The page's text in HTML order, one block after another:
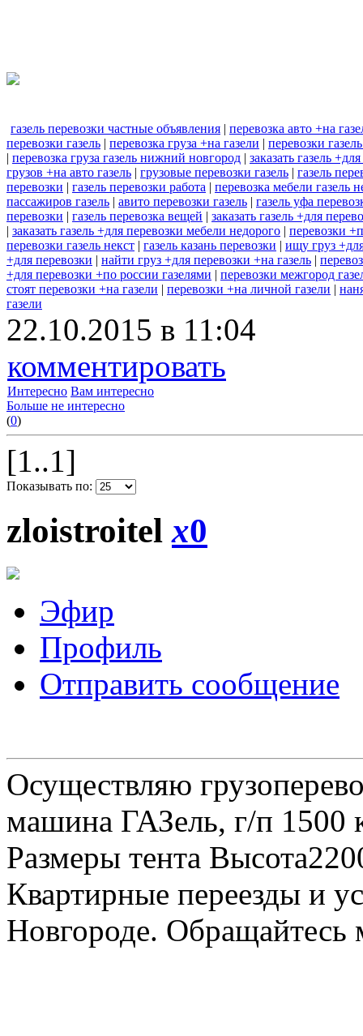
газель перевозки частные объявления | перевозка авто +на
перевозки газель | перевозка груза +на газели | перевозки
| перевозка груза газель нижний новгород | заказать газель
грузов +на авто газель | грузовые перевозки газель | газель
перевозки | газель перевозки работа | перевозка мебели газель
пассажиров газель | авито перевозки газель | газель уфа
перевозки | газель перевозка вещей | заказать газель +для
| заказать газель +для перевозки мебели недорого | перевозки
перевозки газель некст | газель казань перевозки | ищу груз
+для перевозки | найти груз +для перевозки +на газель |
+для перевозки +по россии газелями | перевозки межгород
стоят перевозки +на газели | перевозки +на личной газели |
газели
22.10.2015 в 11:04
комментировать
Интересно Вам интересно
Больше не интересно
(0)
[1..1]
Показывать по:
zloistroitelx0
Эфир
Профиль
Отправить сообщение
Осуществляю
машина ГАЗель, г/п 1500
Размеры тента
Квартирные переезды и
Новгороде.